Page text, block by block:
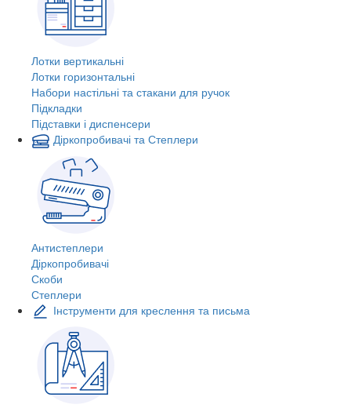
Лотки вертикальні
Лотки горизонтальні
Набори настільні та стакани для ручок
Підкладки
Підставки і диспенсери
Діркопробивачі та Степлери
Антистеплери
Діркопробивачі
Скоби
Степлери
Інструменти для креслення та письма